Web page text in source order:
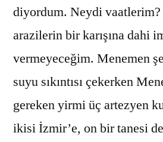
diyordum. Neydi
arazilerin bir karışına dahi
vermeyeceğim. Menemen
suyu sıkıntısı çekerken
gereken yirmi üç artezyen
ikisi İzmir’e, on bir tanesi